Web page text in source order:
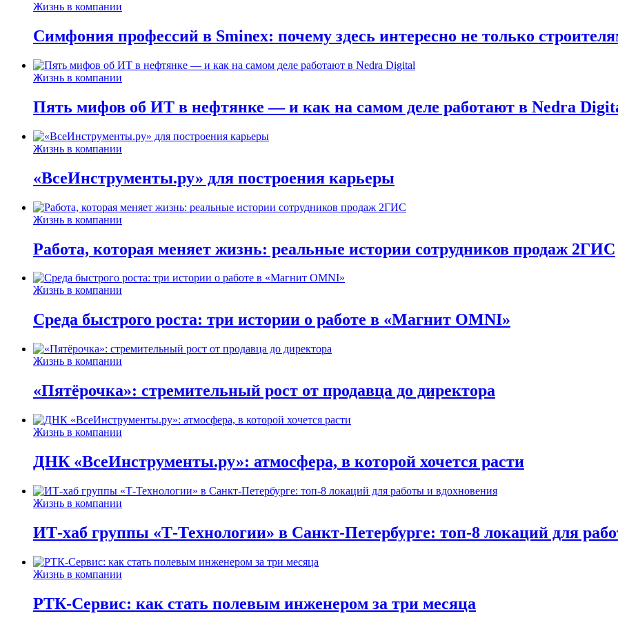
Жизнь в компании
Симфония профессий в Sminex: почему здесь интересно не только
Жизнь в компании
Пять мифов об ИТ в нефтянке — и как на самом деле работают в Nedra
Жизнь в компании
«ВсеИнструменты.ру» для построения карьеры
Жизнь в компании
Работа, которая меняет жизнь: реальные истории сотрудников продаж 2ГИС
Жизнь в компании
Среда быстрого роста: три истории о работе в «Магнит OMNI»
Жизнь в компании
«Пятёрочка»: стремительный рост от продавца до директора
Жизнь в компании
ДНК «ВсеИнструменты.ру»: атмосфера, в которой хочется расти
Жизнь в компании
ИТ-хаб группы «Т-Технологии» в Санкт-Петербурге: топ-8 локаций для
Жизнь в компании
РТК-Сервис: как стать полевым инженером за три месяца